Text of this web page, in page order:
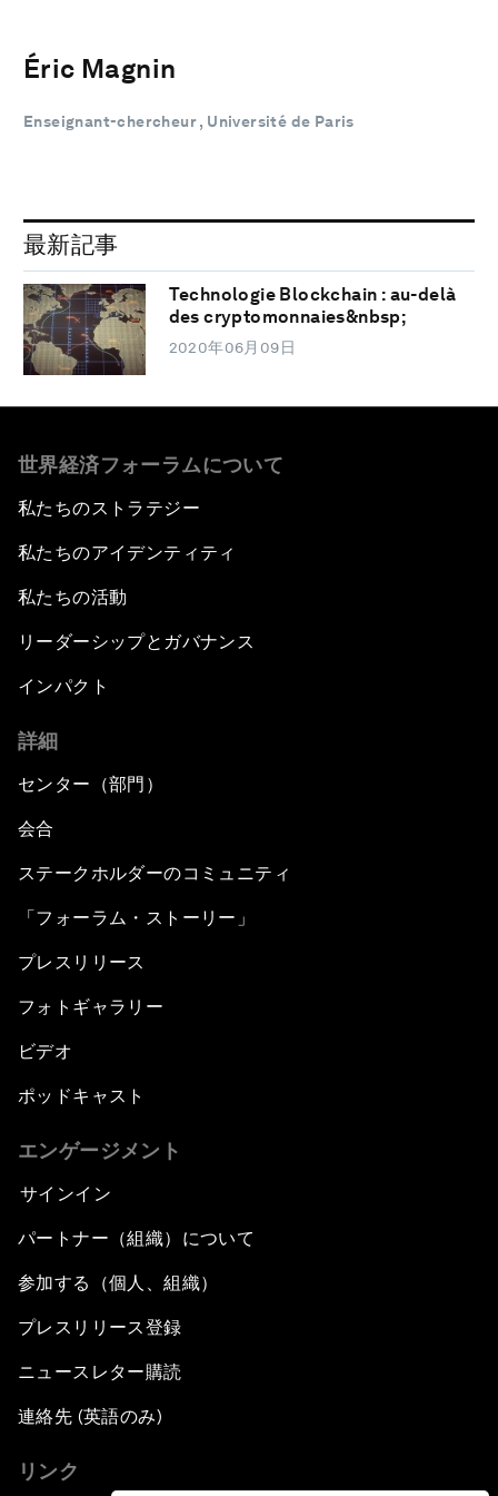
Éric Magnin
Enseignant-chercheur , Université de Paris
最新記事
Technologie Blockchain : au-delà
des cryptomonnaies&nbsp;
2020年06月09日
世界経済フォーラムについて
私たちのストラテジー
私たちのアイデンティティ
私たちの活動
リーダーシップとガバナンス
インパクト
詳細
センター（部門）
会合
ステークホルダーのコミュニティ
「フォーラム・ストーリー」
プレスリリース
フォトギャラリー
ビデオ
ポッドキャスト
エンゲージメント
サインイン
パートナー（組織）について
参加する（個人、組織）
プレスリリース登録
ニュースレター購読
連絡先 (英語のみ)
リンク